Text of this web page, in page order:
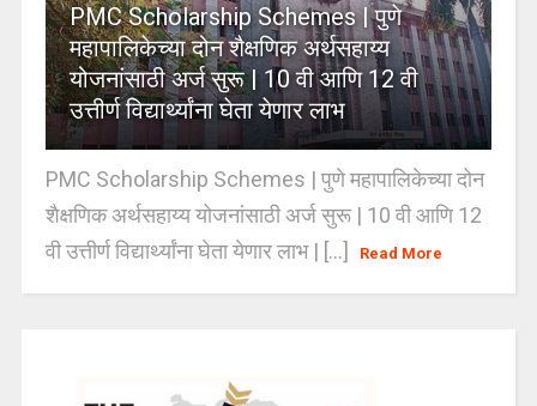
PMC Scholarship Schemes | पुणे
महापालिकेच्या दोन शैक्षणिक अर्थसहाय्य
योजनांसाठी अर्ज सुरू | 10 वी आणि 12 वी
उत्तीर्ण विद्यार्थ्यांना घेता येणार लाभ
PMC Scholarship Schemes | पुणे महापालिकेच्या दोन
शैक्षणिक अर्थसहाय्य योजनांसाठी अर्ज सुरू | 10 वी आणि 12
वी उत्तीर्ण विद्यार्थ्यांना घेता येणार लाभ | [...]
Read More